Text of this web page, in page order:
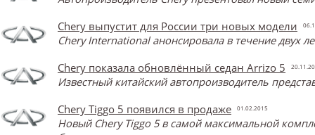
Chery выпустит для России три новых модели
Chery International анонсировала в течение двух
Chery показала обновлённый седан Arrizo 5
Известный китайский автопроизводитель
Chery Tiggo 5 появился в продаже
01.02.2015
Новый Chery Tiggo 5 в самой максимальной